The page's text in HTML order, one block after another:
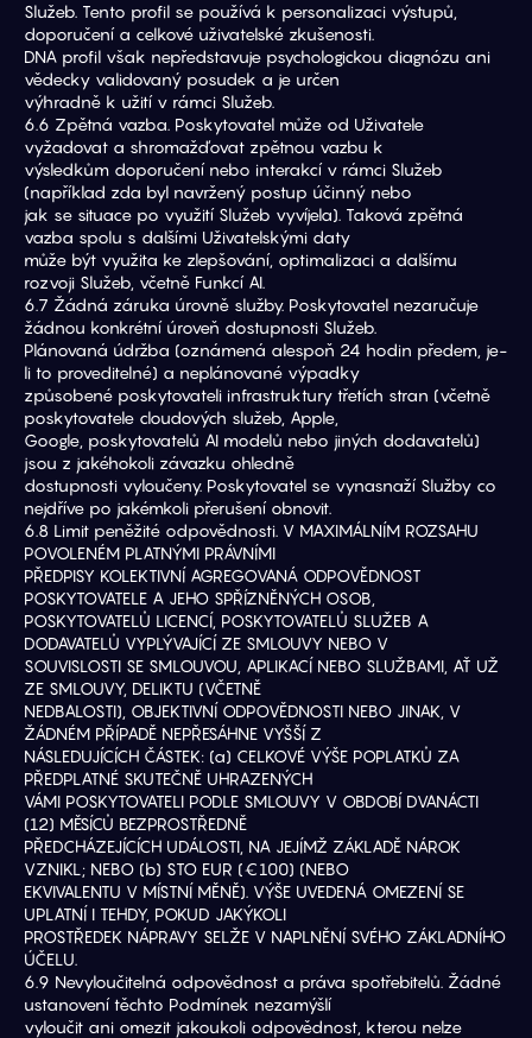
Služeb. Tento profil se používá k personalizaci výstupů,
doporučení a celkové uživatelské zkušenosti.
DNA profil však nepředstavuje psychologickou diagnózu ani
vědecky validovaný posudek a je určen
výhradně k užití v rámci Služeb.
6.6 Zpětná vazba. Poskytovatel může od Uživatele
vyžadovat a shromažďovat zpětnou vazbu k
výsledkům doporučení nebo interakcí v rámci Služeb
(například zda byl navržený postup účinný nebo
jak se situace po využití Služeb vyvíjela). Taková zpětná
vazba spolu s dalšími Uživatelskými daty
může být využita ke zlepšování, optimalizaci a dalšímu
rozvoji Služeb, včetně Funkcí AI.
6.7 Žádná záruka úrovně služby. Poskytovatel nezaručuje
žádnou konkrétní úroveň dostupnosti Služeb.
Plánovaná údržba (oznámená alespoň 24 hodin předem, je-
li to proveditelné) a neplánované výpadky
způsobené poskytovateli infrastruktury třetích stran (včetně
poskytovatele cloudových služeb, Apple,
Google, poskytovatelů AI modelů nebo jiných dodavatelů)
jsou z jakéhokoli závazku ohledně
dostupnosti vyloučeny. Poskytovatel se vynasnaží Služby co
nejdříve po jakémkoli přerušení obnovit.
6.8 Limit peněžité odpovědnosti. V MAXIMÁLNÍM ROZSAHU
POVOLENÉM PLATNÝMI PRÁVNÍMI
PŘEDPISY KOLEKTIVNÍ AGREGOVANÁ ODPOVĚDNOST
POSKYTOVATELE A JEHO SPŘÍZNĚNÝCH OSOB,
POSKYTOVATELŮ LICENCÍ, POSKYTOVATELŮ SLUŽEB A
DODAVATELŮ VYPLÝVAJÍCÍ ZE SMLOUVY NEBO V
SOUVISLOSTI SE SMLOUVOU, APLIKACÍ NEBO SLUŽBAMI, AŤ UŽ
ZE SMLOUVY, DELIKTU (VČETNĚ
NEDBALOSTI), OBJEKTIVNÍ ODPOVĚDNOSTI NEBO JINAK, V
ŽÁDNÉM PŘÍPADĚ NEPŘESÁHNE VYŠŠÍ Z
NÁSLEDUJÍCÍCH ČÁSTEK: (a) CELKOVÉ VÝŠE POPLATKŮ ZA
PŘEDPLATNÉ SKUTEČNĚ UHRAZENÝCH
VÁMI POSKYTOVATELI PODLE SMLOUVY V OBDOBÍ DVANÁCTI
(12) MĚSÍCŮ BEZPROSTŘEDNĚ
PŘEDCHÁZEJÍCÍCH UDÁLOSTI, NA JEJÍMŽ ZÁKLADĚ NÁROK
VZNIKL; NEBO (b) STO EUR (€100) (NEBO
EKVIVALENTU V MÍSTNÍ MĚNĚ). VÝŠE UVEDENÁ OMEZENÍ SE
UPLATNÍ I TEHDY, POKUD JAKÝKOLI
PROSTŘEDEK NÁPRAVY SELŽE V NAPLNĚNÍ SVÉHO ZÁKLADNÍHO
ÚČELU.
6.9 Nevyloučitelná odpovědnost a práva spotřebitelů. Žádné
ustanovení těchto Podmínek nezamýšlí
vyloučit ani omezit jakoukoli odpovědnost, kterou nelze